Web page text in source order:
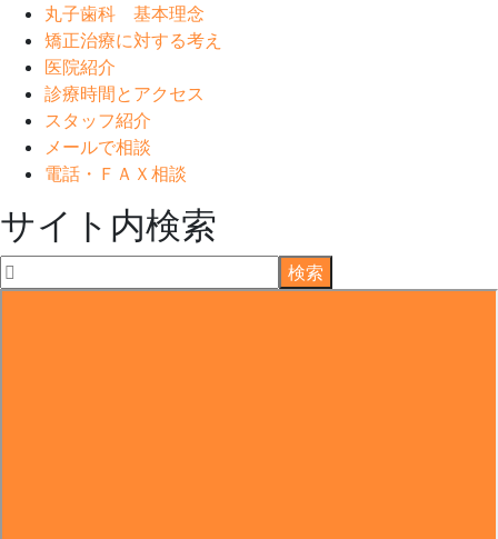
丸子歯科 基本理念
矯正治療に対する考え
医院紹介
診療時間とアクセス
スタッフ紹介
メールで相談
電話・ＦＡＸ相談
サイト内検索